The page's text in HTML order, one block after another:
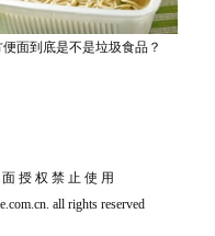
便面到底是不是垃圾食品？
授 权 禁 止 使 用
all rights reserved